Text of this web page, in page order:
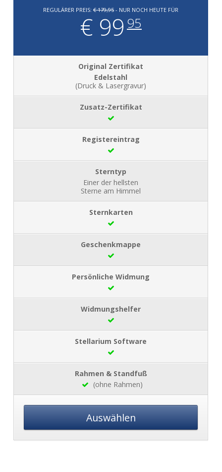
REGULÄRER PREIS: € 179,95 - NUR NOCH HEUTE FÜR
€ 99 95
Edelstahl
(Druck & Lasergravur)
Einer der hellsten
Sterne am Himmel
(ohne Rahmen)
Auswählen